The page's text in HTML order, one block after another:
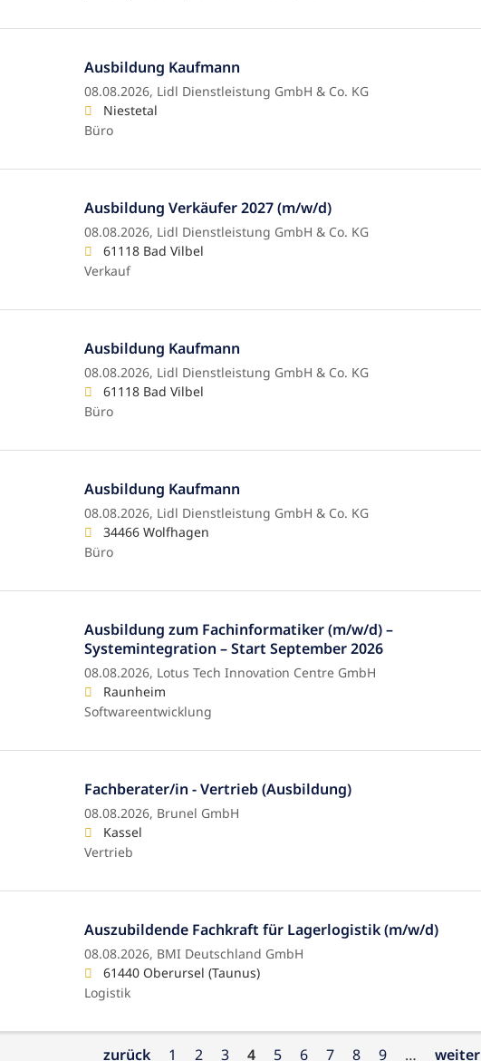
Ausbildung Kaufmann
08.08.2026, Lidl Dienstleistung GmbH & Co. KG
Niestetal
Büro
Ausbildung Verkäufer 2027 (m/w/d)
08.08.2026, Lidl Dienstleistung GmbH & Co. KG
61118 Bad Vilbel
Verkauf
Ausbildung Kaufmann
08.08.2026, Lidl Dienstleistung GmbH & Co. KG
61118 Bad Vilbel
Büro
Ausbildung Kaufmann
08.08.2026, Lidl Dienstleistung GmbH & Co. KG
34466 Wolfhagen
Büro
Ausbildung zum Fachinformatiker (m/w/d) –
Systemintegration – Start September 2026
08.08.2026, Lotus Tech Innovation Centre GmbH
Raunheim
Softwareentwicklung
Fachberater/in - Vertrieb (Ausbildung)
08.08.2026, Brunel GmbH
Kassel
Vertrieb
Auszubildende Fachkraft für Lagerlogistik (m/w/d)
08.08.2026, BMI Deutschland GmbH
61440 Oberursel (Taunus)
Logistik
zurück 1 2 3 4 5 6 7 8 9 … weiter